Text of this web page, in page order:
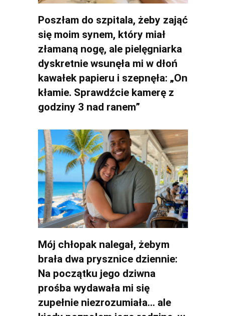
Poszłam do szpitala, żeby zająć
się moim synem, który miał
złamaną nogę, ale pielęgniarka
dyskretnie wsunęła mi w dłoń
kawałek papieru i szepnęła: „On
kłamie. Sprawdźcie kamerę z
godziny 3 nad ranem”
Mój chłopak nalegał, żebym
brała dwa prysznice dziennie:
Na początku jego dziwna
prośba wydawała mi się
zupełnie niezrozumiała… ale